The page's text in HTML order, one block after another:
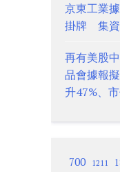
京東工業
掛牌 集資
再有美股
品會據報
升47%、
700 1211